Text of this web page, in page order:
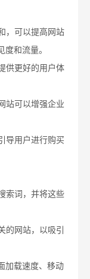
，可以提高网站
和流量。
供更好的用户体
站可以增强企业
导用户进行购买
索词，并将这些
的网站，以吸引
加载速度、移动